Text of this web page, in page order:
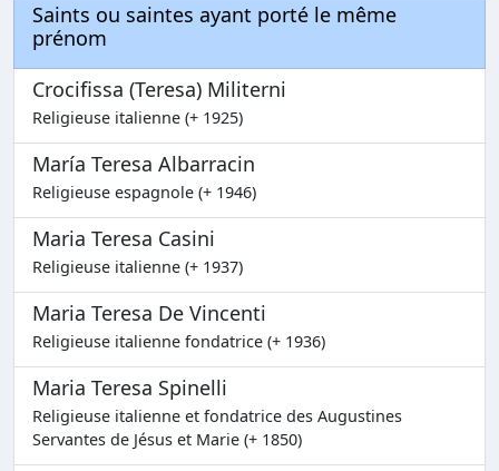
Saints ou saintes ayant porté le même
prénom
Crocifissa (Teresa) Militerni
Religieuse italienne (+ 1925)
María Teresa Albarracin
Religieuse espagnole (+ 1946)
Maria Teresa Casini
Religieuse italienne (+ 1937)
Maria Teresa De Vincenti
Religieuse italienne fondatrice (+ 1936)
Maria Teresa Spinelli
Religieuse italienne et fondatrice des Augustines
Servantes de Jésus et Marie (+ 1850)